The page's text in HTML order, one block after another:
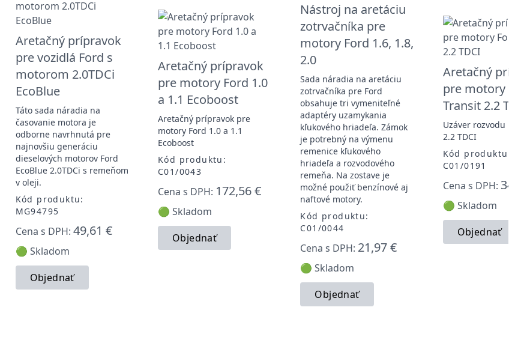
Aretačný prípravok
pre vozidlá Ford s
motorom 2.0TDCi
EcoBlue
Táto sada náradia na
časovanie motora je
odborne navrhnutá pre
najnovšiu generáciu
dieselových motorov Ford
EcoBlue 2.0TDCi s remeňom
v oleji.
Kód produktu:
MG94795
Cena s DPH: 49,61 €
🟢 Skladom
Objednať
Aretačný prípravok
pre motory Ford 1.0
a 1.1 Ecoboost
Aretačný prípravok pre
motory Ford 1.0 a 1.1
Ecoboost
Kód produktu:
C01/0043
Cena s DPH: 172,56 €
🟢 Skladom
Objednať
Nástroj na aretáciu
zotrvačníka pre
motory Ford 1.6, 1.8,
2.0
Sada náradia na aretáciu
zotrvačníka pre Ford
obsahuje tri vymeniteľné
adaptéry uzamykania
kľukového hriadeľa. Zámok
je potrebný na výmenu
remenice kľukového
hriadeľa a rozvodového
remeňa. Na zostave je
možné použiť benzínové aj
naftové motory.
Kód produktu:
C01/0044
Cena s DPH: 21,97 €
🟢 Skladom
Objednať
Aretačný
pre motory
Transit 2.2
Uzáver rozvodu
2.2 TDCI
Kód produktu:
C01/0191
Cena s DPH:
🟢 Skladom
Objednať